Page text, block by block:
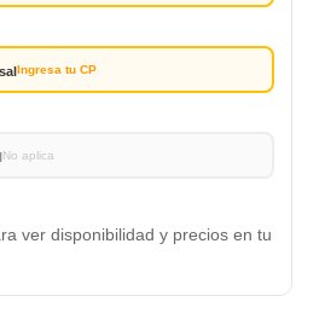
Ingresa tu CP
No aplica
ver disponibilidad y precios en tu